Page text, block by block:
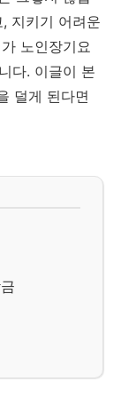
지키기 어려운
노인장기요
다. 이글이 본
덜게 된다면